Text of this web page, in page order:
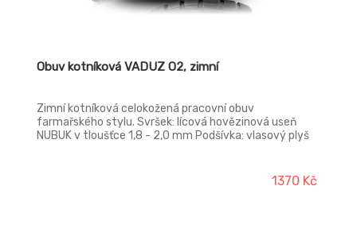
Obuv kotníková VADUZ O2, zimní
Zimní kotníková celokožená pracovní obuv
farmařského stylu. Svršek: lícová hovězinová useň
NUBUK v tloušťce 1,8 - 2,0 mm Podšívka: vlasový plyš
antistatická Podešev: PU/PU - odolná proti palivovým
olejům, antistatická, protiskluzová, dvousložkový
1370 Kč